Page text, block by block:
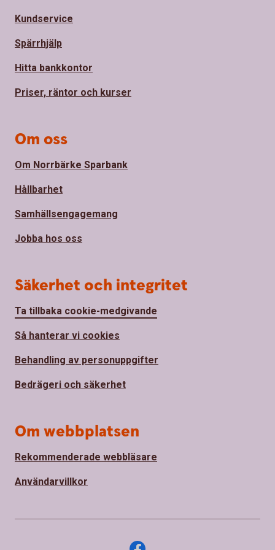
Kundservice
Spärrhjälp
Hitta bankkontor
Priser, räntor och kurser
Om oss
Om Norrbärke Sparbank
Hållbarhet
Samhällsengagemang
Jobba hos oss
Säkerhet och integritet
Ta tillbaka cookie-medgivande
Så hanterar vi cookies
Behandling av personuppgifter
Bedrägeri och säkerhet
Om webbplatsen
Rekommenderade webbläsare
Användarvillkor